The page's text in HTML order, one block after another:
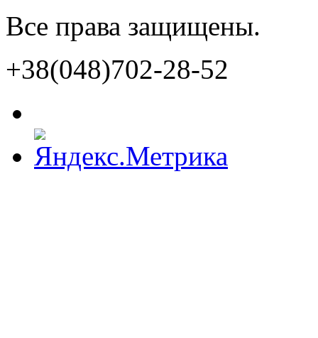
Все права защищены.
+38(048)702-28-52